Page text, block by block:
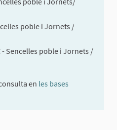
poble i Jornets /
- Sencelles poble i Jornets /
en les bases